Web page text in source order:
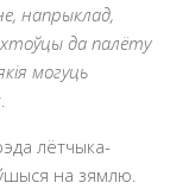
напрыклад,
да палёту
могуць
лётчыка-
на зямлю.